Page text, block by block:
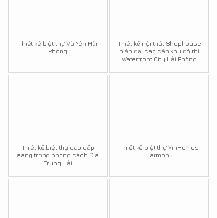
Thiết kế biệt thự Vũ Yên Hải
Phòng
Thiết kế nội thất Shophouse
hiện đại cao cấp khu đô thị
Waterfront City Hải Phòng
Thiết kế biệt thự cao cấp
sang trọng phong cách Địa
Trung Hải
Thiết kế biệt thự VinHomes
Harmony